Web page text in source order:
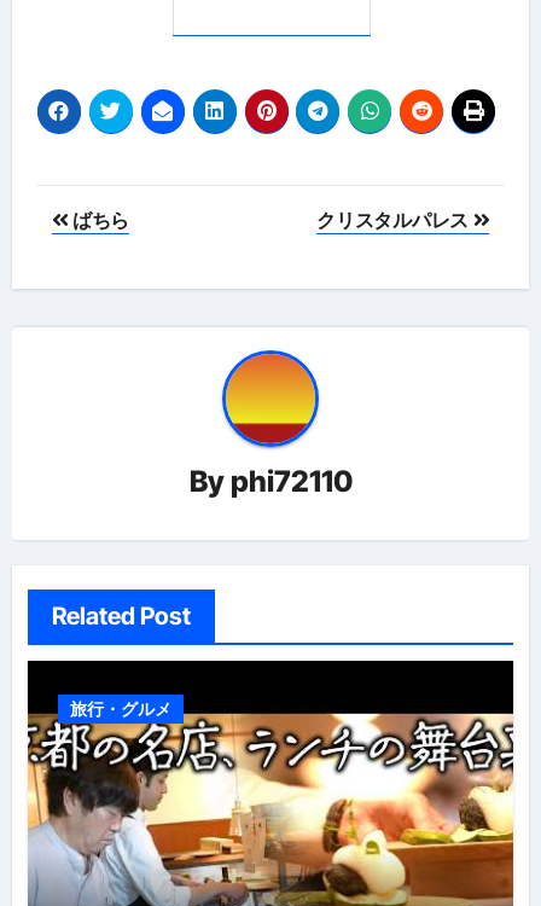
投
ョ
ン
ばちら クリスタルパレス
By phi72110
Related Post
旅行・グルメ